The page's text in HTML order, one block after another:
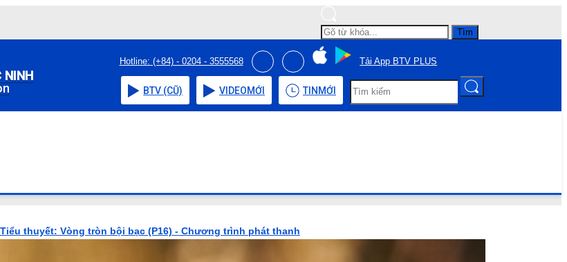
Tìm
NINH
Hotline: (+84) - 0204 - 3555568 Tải App BTV PLUS
BTV (CŨ) VIDEOMỚI TIN MỚI
Tiểu thuyết: Vòng tròn bội bạc (P16) - Chương trình phát thanh